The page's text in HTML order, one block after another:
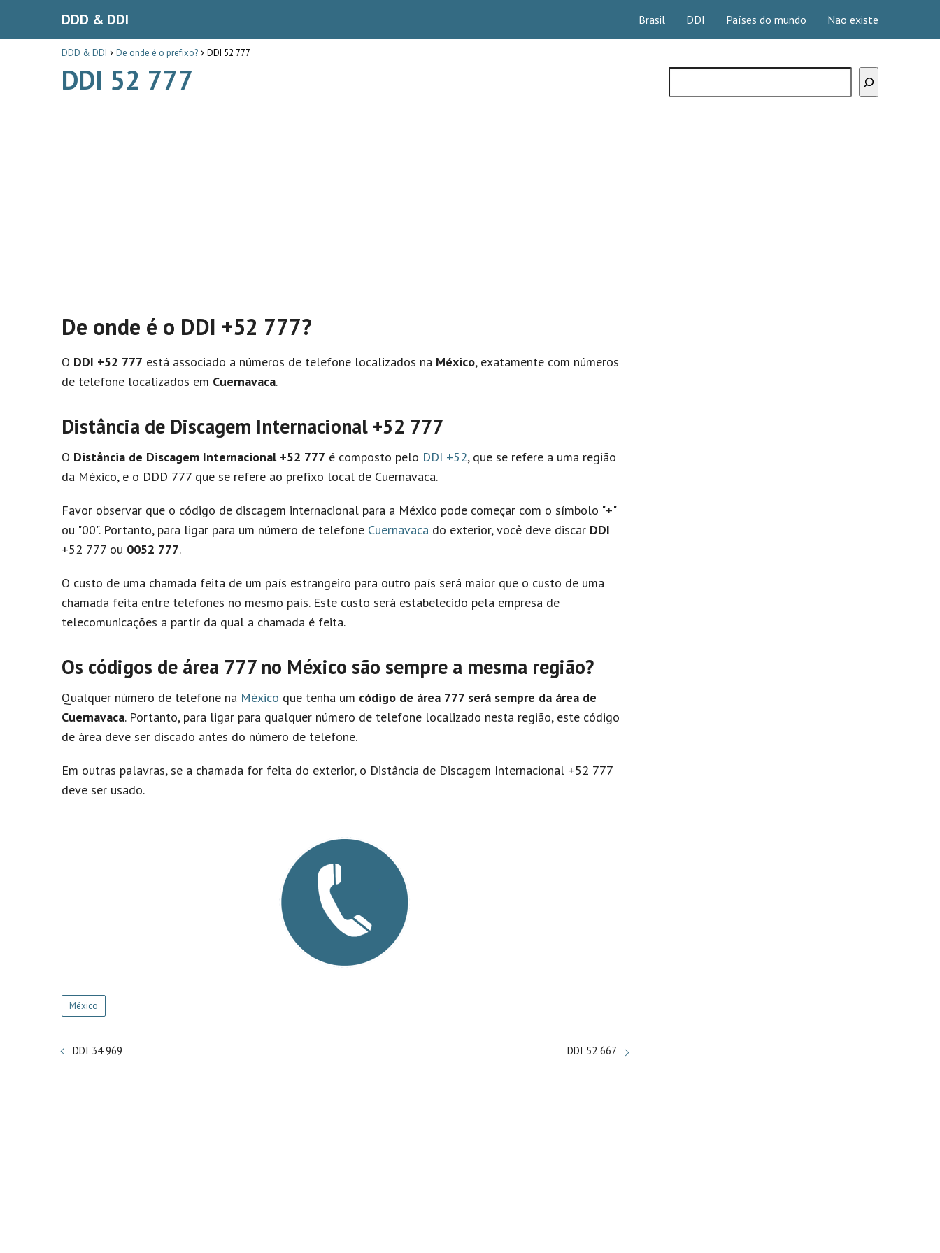
DDD & DDI Brasil DDI Países do mundo Nao existe
DDD & DDI De onde é o prefixo? DDI 52 777
DDI 52 777
De onde é o DDI +52 777?
O DDI +52 777 está associado a números de telefone localizados na México, exatamente com números
de telefone localizados em Cuernavaca.
Distância de Discagem Internacional +52 777
O Distância de Discagem Internacional+52 777 é composto pelo DDI +52, que se refere a uma região
da México, e o DDD 777 que se refere ao prefixo local de Cuernavaca.
Favor observar que o código de discagem internacional para a México pode começar com o símbolo "+"
ou "00". Portanto, para ligar para um número de telefone Cuernavaca do exterior, você deve discar DDI
+52 777 ou 0052 777.
O custo de uma chamada feita de um país estrangeiro para outro país será maior que o custo de uma
chamada feita entre telefones no mesmo país. Este custo será estabelecido pela empresa de
telecomunicações a partir da qual a chamada é feita.
Os códigos de área 777 no México são sempre a mesma região?
Qualquer número de telefone na México que tenha um código de área 777 será sempre da área de
Cuernavaca. Portanto, para ligar para qualquer número de telefone localizado nesta região, este código
de área deve ser discado antes do número de telefone.
Em outras palavras, se a chamada for feita do exterior, o Distância de Discagem Internacional +52 777
deve ser usado.
México
DDI 34 969 DDI 52 667